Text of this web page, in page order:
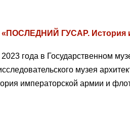
«ПОСЛЕДНИЙ ГУСАР.
года в Государственном
музея
императорской армии и